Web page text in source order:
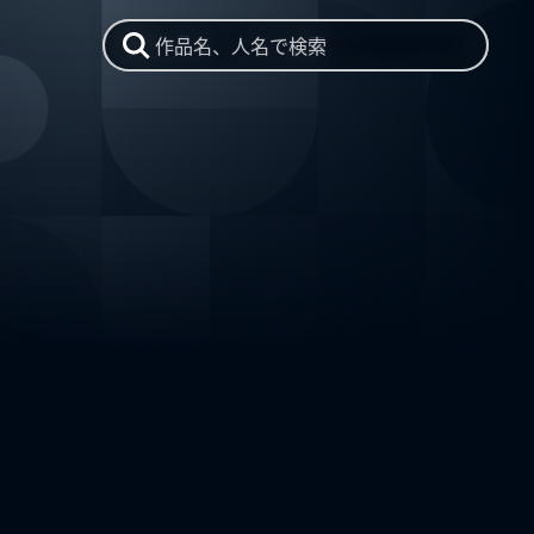
作品名、人名で検索